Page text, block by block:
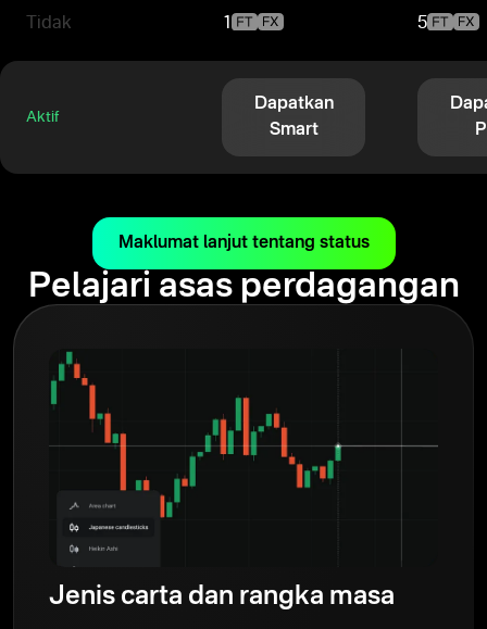
Tidak 5
Aktif
Dapatkan
Smart
Maklumat lanjut tentang status
Pelajari asas perdagangan
Jenis carta dan rangka masa